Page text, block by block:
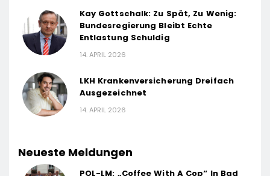
Kay Gottschalk: Zu Spät, Zu Wenig:
Bundesregierung Bleibt Echte
Entlastung Schuldig
14. APRIL 2026
LKH Krankenversicherung Dreifach
Ausgezeichnet
14. APRIL 2026
Neueste Meldungen
POL-LM: „Coffee With A Cop“ In Bad